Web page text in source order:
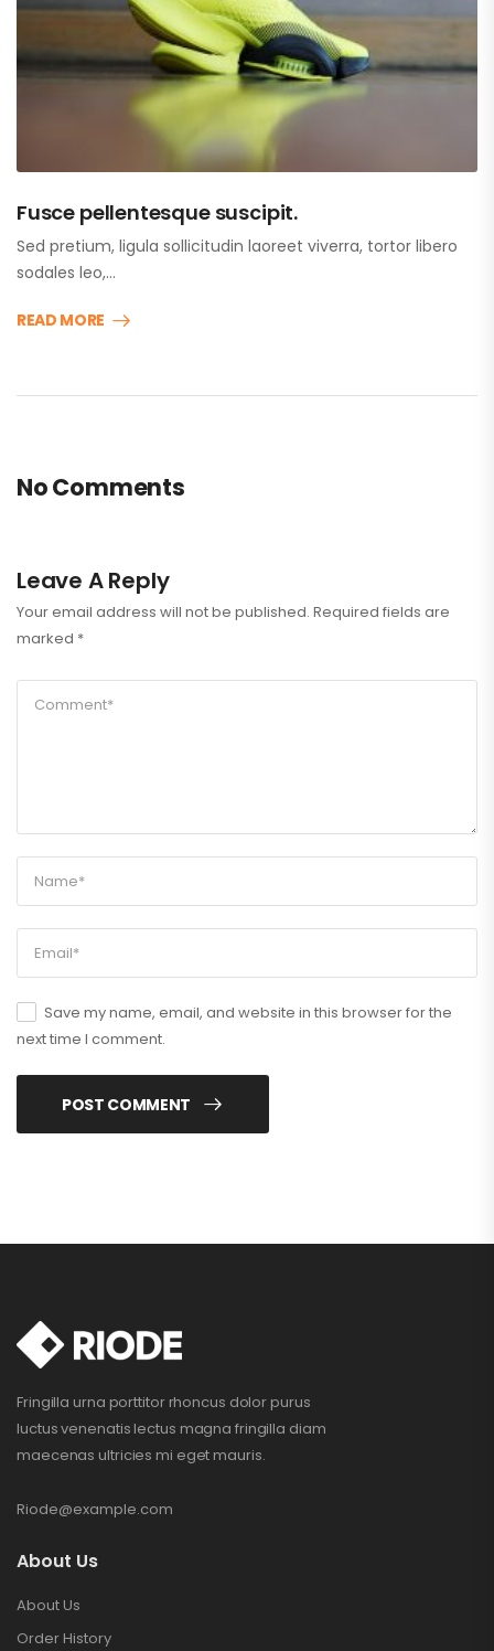
Fusce pellentesque suscipit.
Sed pretium, ligula sollicitudin laoreet viverra, tortor libero
sodales leo,…
READ MORE
No Comments
Leave A Reply
Your email address will not be published. Required fields are
marked *
Save my name, email, and website in this browser for the
next time I comment.
POST COMMENT
Fringilla urna porttitor rhoncus dolor purus
luctus venenatis lectus magna fringilla diam
maecenas ultricies mi eget mauris.
Riode@example.com
About Us
About Us
Order History